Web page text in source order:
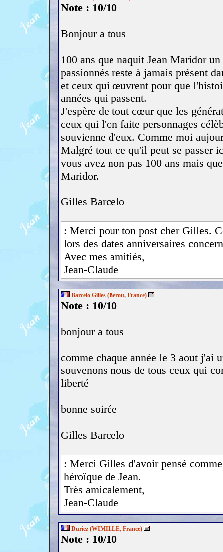
Note : 10/10
Bonjour a tous
100 ans que naquit Jean Maridor
passionnés reste à jamais présent
et ceux qui œuvrent pour que
années qui passent.
J'espère de tout cœur que les
ceux qui l'on faite personnages
souvienne d'eux. Comme moi
Malgré tout ce qu'il peut se passer
vous avez non pas 100 ans mais
Maridor.
Gilles Barcelo
: Merci pour ton post cher Gilles.
lors des dates anniversaires
Avec mes amitiés,
Jean-Claude
Barcelo Gilles (Berou, France)
Note : 10/10
bonjour a tous
comme chaque année le 3 aout j'ai
souvenons nous de tous ceux qui
liberté
bonne soirée
Gilles Barcelo
: Merci Gilles d'avoir pensé
héroïque de Jean.
Très amicalement,
Jean-Claude
Duriez (WIMILLE, France)
Note : 10/10